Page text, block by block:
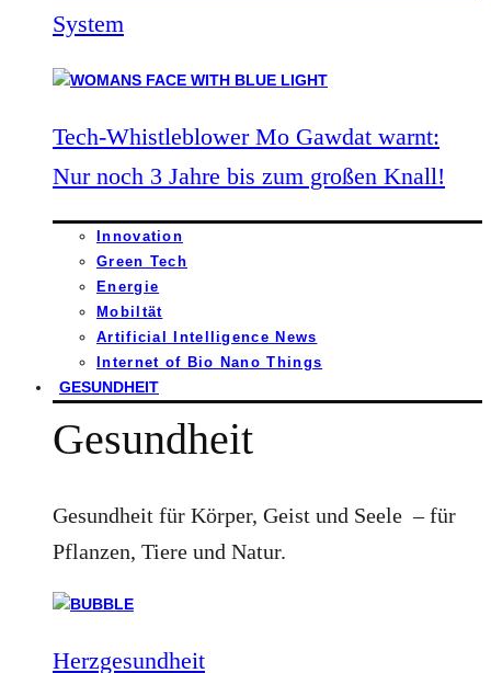
System
Tech-Whistleblower Mo Gawdat warnt:
Nur noch 3 Jahre bis zum großen Knall!
Innovation
Green Tech
Energie
Mobiltät
Artificial Intelligence News
Internet of Bio Nano Things
GESUNDHEIT
Gesundheit
Gesundheit für Körper, Geist und Seele – für
Pflanzen, Tiere und Natur.
Herzgesundheit